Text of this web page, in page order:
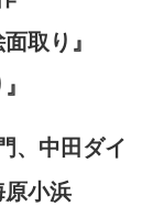
取り』
、中田ダイ
原小浜